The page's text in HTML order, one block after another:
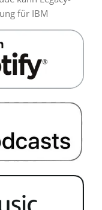
für IBM